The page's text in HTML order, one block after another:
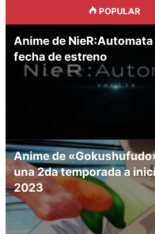
POPULAR
Anime de
fecha de estreno
Anime de
una 2da temporada a
2023